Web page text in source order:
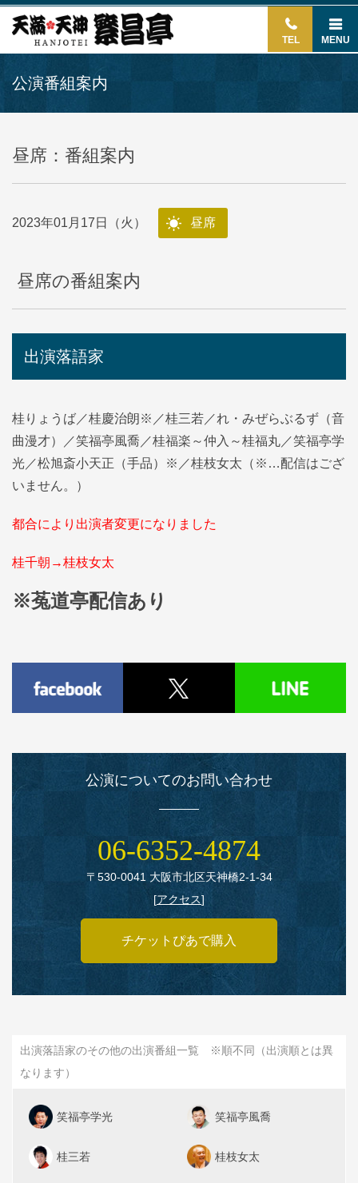
TEL MENU
公演番組案内
昼席：番組案内
2023年01月17日（火） 昼席
昼席の番組案内
出演落語家
桂りょうば／桂慶治朗※／桂三若／れ・みぜらぶるず（音
曲漫才）／笑福亭風喬／桂福楽～仲入～桂福丸／笑福亭学
光／松旭斎小天正（手品）※／桂枝女太（※…配信はござ
いません。）
都合により出演者変更になりました
桂千朝→桂枝女太
※菟道亭配信あり
公演についてのお問い合わせ
06‑6352‑4874
〒530‑0041 大阪市北区天神橋2‑1‑34
[アクセス]
チケットぴあで購入
出演落語家のその他の出演番組一覧 ※順不同（出演順とは異
なります）
笑福亭学光 笑福亭風喬
桂三若 桂枝女太